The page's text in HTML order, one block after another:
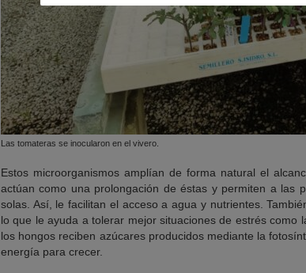
Las tomateras se inocularon en el vivero.
Estos microorganismos amplían de forma natural el
actúan como una prolongación de éstas y permiten a las
solas. Así, le facilitan el acceso a agua y nutrientes.
lo que le ayuda a tolerar mejor situaciones de estrés como
los hongos reciben azúcares producidos mediante la
energía para crecer.